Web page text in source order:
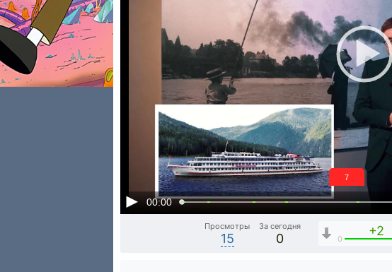
00:00
6
Просмотры
15
За сегодня
0
+2
0